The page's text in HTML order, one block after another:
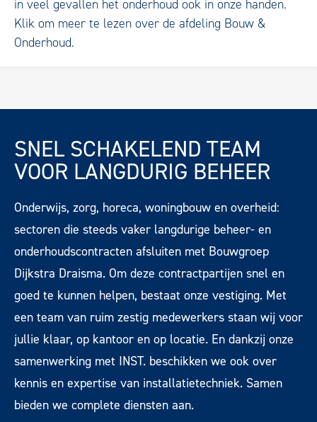
in veel gevallen het onderhoud ook in onze handen.
Klik om meer te lezen over de afdeling Bouw &
Onderhoud.
SNEL SCHAKELEND TEAM
VOOR LANGDURIG BEHEER
Onderwijs, zorg, horeca, woningbouw en overheid:
sectoren die steeds vaker langdurige beheer- en
onderhoudscontracten afsluiten met Bouwgroep
Dijkstra Draisma. Om deze contractpartijen snel en
goed te kunnen helpen, bestaat onze vestiging. Met
een team van ruim zestig medewerkers staan wij voor
jullie klaar, op kantoor en op locatie. En dankzij onze
samenwerking met INST. beschikken we ook over
kennis en expertise van installatietechniek. Samen
bieden we complete diensten aan.